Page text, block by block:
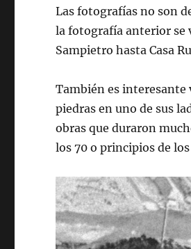
Las fotografías no son
la fotografía anterior se
Sampietro hasta Casa
También es interesante
piedras en uno de sus
obras que duraron
los 70 o principios de